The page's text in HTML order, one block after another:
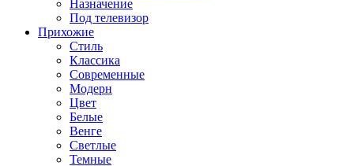
Назначение
Под телевизор
Прихожие
Стиль
Классика
Современные
Модерн
Цвет
Белые
Венге
Светлые
Темные